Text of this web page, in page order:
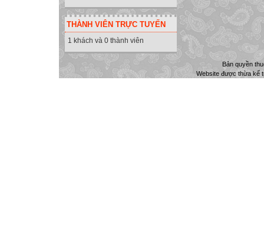
THÀNH VIÊN TRỰC TUYẾN
1 khách và 0 thành viên
Bản quyền
Website được thừa kế